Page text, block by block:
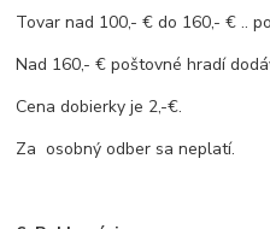
Tovar nad 100,- € do 160,- € ..
Nad 160,- € poštovné hradí
Cena dobierky je 2,-€.
Za osobný odber sa neplatí.